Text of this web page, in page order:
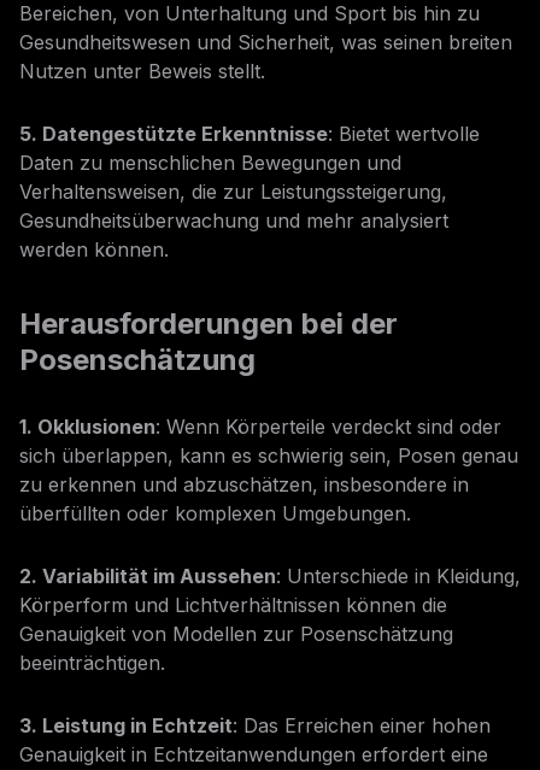
Bereichen, von Unterhaltung und Sport bis hin zu
Gesundheitswesen und Sicherheit, was seinen breiten
Nutzen unter Beweis stellt.
5. Datengestützte Erkenntnisse: Bietet wertvolle
Daten zu menschlichen Bewegungen und
Verhaltensweisen, die zur Leistungssteigerung,
Gesundheitsüberwachung und mehr analysiert
werden können.
Herausforderungen bei der
Posenschätzung
1. Okklusionen: Wenn Körperteile verdeckt sind oder
sich überlappen, kann es schwierig sein, Posen genau
zu erkennen und abzuschätzen, insbesondere in
überfüllten oder komplexen Umgebungen.
2. Variabilität im Aussehen: Unterschiede in Kleidung,
Körperform und Lichtverhältnissen können die
Genauigkeit von Modellen zur Posenschätzung
beeinträchtigen.
3. Leistung in Echtzeit: Das Erreichen einer hohen
Genauigkeit in Echtzeitanwendungen erfordert eine